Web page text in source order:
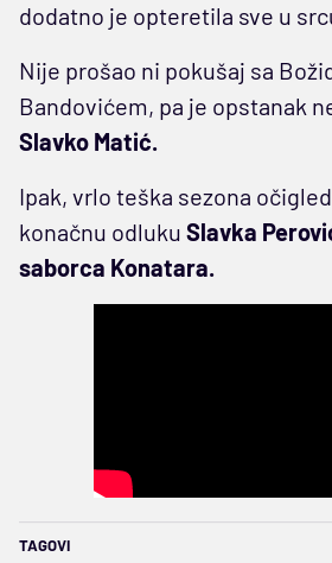
dodatno je opteretila sve u
Nije prošao ni pokušaj sa
Bandovićem, pa je opstanak
Slavko Matić.
Ipak, vrlo teška sezona
konačnu odluku Slavka
saborca Konatara.
TAGOVI